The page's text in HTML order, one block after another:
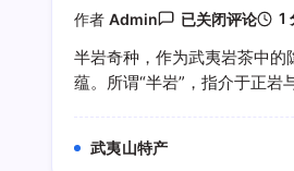
作者 Admin
半
奇
种
哪
已关闭评论 1
半岩奇种，作为武夷岩茶中
蕴。所谓“半岩”，指介于正岩
武夷山特产